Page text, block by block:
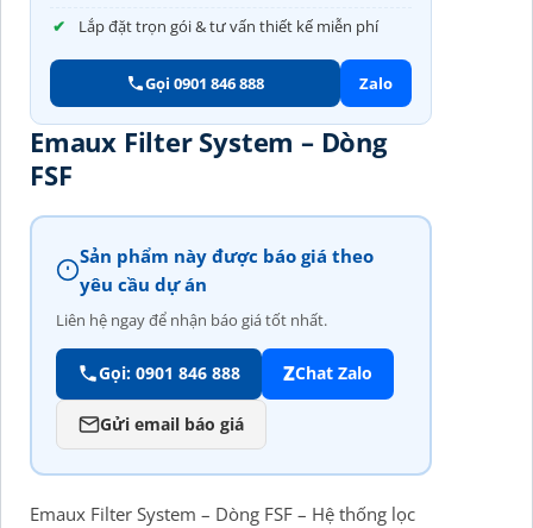
Lắp đặt trọn gói & tư vấn thiết kế miễn phí
Gọi 0901 846 888 Zalo
Emaux Filter System – Dòng
FSF
Sản phẩm này được báo giá theo
yêu cầu dự án
Liên hệ ngay để nhận báo giá tốt nhất.
Gọi: 0901 846 888 ZChat Zalo
Gửi email báo giá
Emaux Filter System – Dòng FSF – Hệ thống lọc